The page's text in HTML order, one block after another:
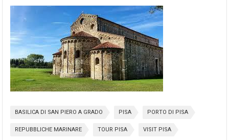
BASILICA DI SAN PIERO A GRADO PISA PORTO DI PISA
REPUBBLICHE MARINARE TOUR PISA VISIT PISA